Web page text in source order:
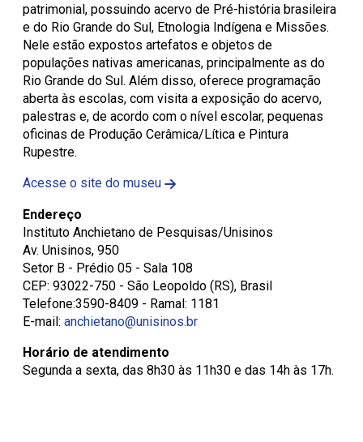
patrimonial, possuindo acervo de Pré-história brasileira
e do Rio Grande do Sul, Etnologia Indígena e Missões.
Nele estão expostos artefatos e objetos de
populações nativas americanas, principalmente as do
Rio Grande do Sul. Além disso, oferece programação
aberta às escolas, com visita a exposição do acervo,
palestras e, de acordo com o nível escolar, pequenas
oficinas de Produção Cerâmica/Lítica e Pintura
Rupestre.
Acesse o site do museu
Endereço
Instituto Anchietano de Pesquisas/Unisinos
Av. Unisinos, 950
Setor B - Prédio 05 - Sala 108
CEP: 93022-750 - São Leopoldo (RS), Brasil
Telefone:3590-8409 - Ramal: 1181
E-mail: anchietano@unisinos.br
Horário de atendimento
Segunda a sexta, das 8h30 às 11h30 e das 14h às 17h.